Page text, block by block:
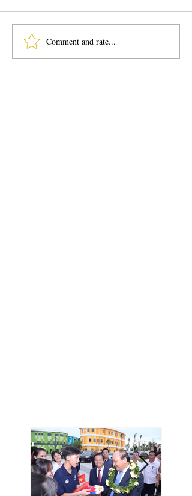
Comment and rate...